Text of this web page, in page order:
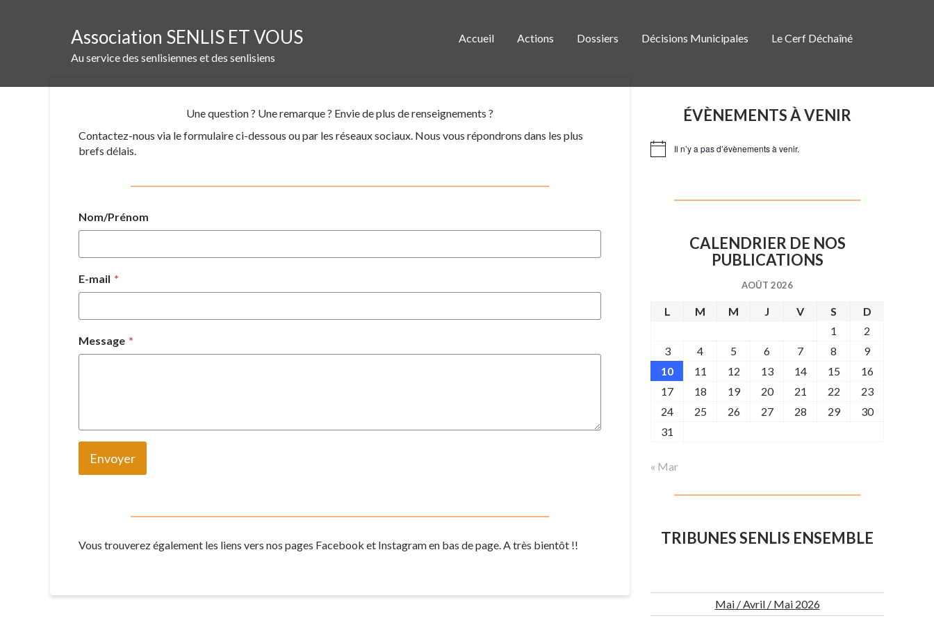
Association SENLIS ET VOUS
Au service des senlisiennes et des senlisiens
Accueil Actions Dossiers Décisions Municipales Le Cerf Déchaîné
Une question ? Une remarque ? Envie de plus de renseignements ?
Contactez-nous via le formulaire ci-dessous ou par les réseaux sociaux. Nous vous répondrons dans les plus
brefs délais.
Nom/Prénom
E-mail *
Message *
Envoyer
Vous trouverez également les liens vers nos pages Facebook et Instagram en bas de page. A très bientôt !!
ÉVÈNEMENTS À VENIR
Il n’y a pas d’évènements à venir.
CALENDRIER DE NOS
PUBLICATIONS
AOÛT 2026
L M M J V S
D
1
2
3
4 5 6 7 8
9
10
11 12 13 14 15
16
17
18 19 20 21 22
23
24
25 26 27 28 29
30
31
« Mar
TRIBUNES SENLIS ENSEMBLE
Mai / Avril / Mai 2026